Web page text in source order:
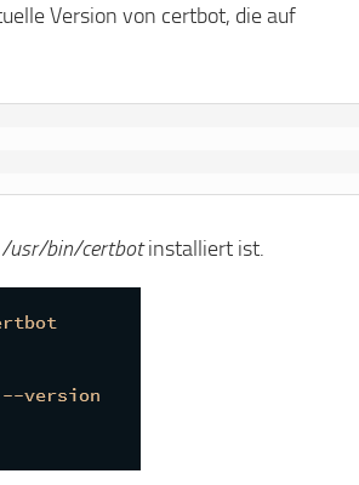
Version von certbot, die auf
/usr/bin/certbotinstalliert ist.